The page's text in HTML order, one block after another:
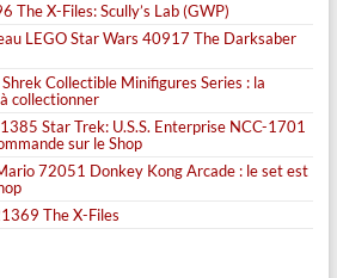
The X-Files: Scully’s Lab (GWP)
LEGO Star Wars 40917 The Darksaber
Collectible Minifigures Series : la
collectionner
Star Trek: U.S.S. Enterprise NCC-1701
sur le Shop
72051 Donkey Kong Arcade : le set est
The X-Files